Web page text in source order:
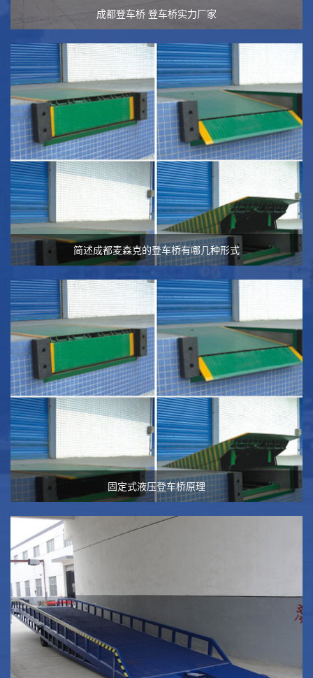
成都登车桥 登车桥实力厂家
简述成都麦森克的登车桥有哪几种形式
固定式液压登车桥原理